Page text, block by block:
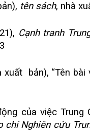
tên sách, nhà
Cạnh tranh
bản), “Tên bài
của việc
chí Nghiên cứu